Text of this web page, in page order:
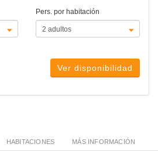
Pers. por habitación
Ver disponibilidad
HABITACIONES MÁS INFORMACIÓN